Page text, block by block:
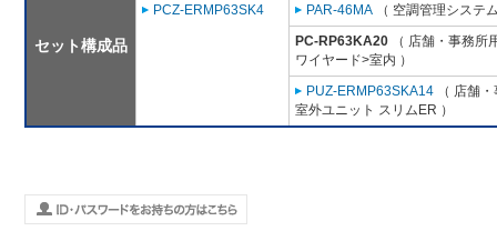
セット構成品
PCZ-ERMP63SK4
PAR-46MA （ 空調管理システ
PC-RP63KA20 （ 店舗・事務所
ワイヤード>室内 ）
PUZ-ERMP63SKA14 （ 店舗
室外ユニット スリムER ）